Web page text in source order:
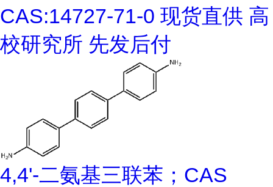
CAS:14727-71-0 现货直供 高
校研究所 先发后付
4,4'-二氨基三联苯；CAS